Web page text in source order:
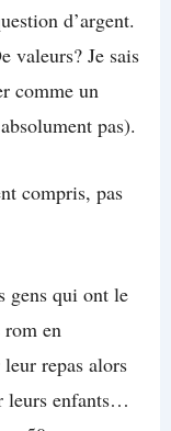
d’argent.
valeurs? Je sais
comme un
pas).
compris, pas
gens qui ont le
en
repas alors
leurs enfants…